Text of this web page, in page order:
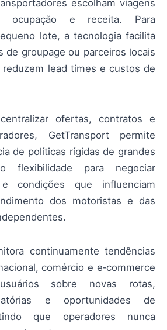
escolham viagens
ocupação e receita. Para
lote, a tecnologia facilita
de groupage ou parceiros locais
lead times e custos de
ofertas, contratos e
GetTransport permite
de políticas rígidas de grandes
flexibilidade para negociar
condições que influenciam
dos motoristas e das
continuamente tendências
comércio e e‑commerce
sobre novas rotas,
e oportunidades de
que operadores nunca